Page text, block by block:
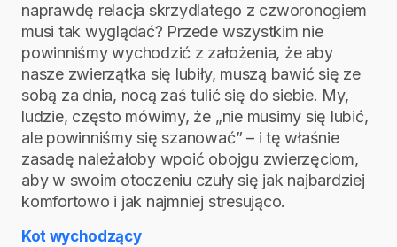
naprawdę relacja skrzydlatego z czworonogiem
musi tak wyglądać? Przede wszystkim nie
powinniśmy wychodzić z założenia, że aby
nasze zwierzątka się lubiły, muszą bawić się ze
sobą za dnia, nocą zaś tulić się do siebie. My,
ludzie, często mówimy, że „nie musimy się lubić,
ale powinniśmy się szanować” – i tę właśnie
zasadę należałoby wpoić obojgu zwierzęciom,
aby w swoim otoczeniu czuły się jak najbardziej
komfortowo i jak najmniej stresująco.
Kot wychodzący